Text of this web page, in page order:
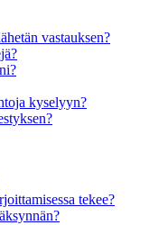
vastauksen?
kyselyyn?
tekee?